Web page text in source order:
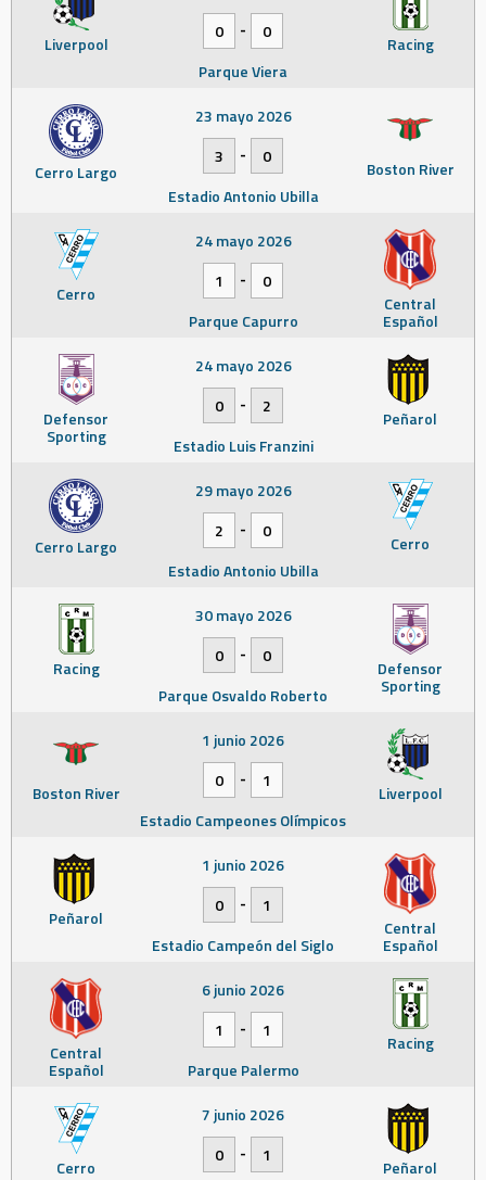
Liverpool Racing
0
-
0
Parque Viera
Cerro Largo Boston River
23 mayo 2026
3
-
0
Estadio Antonio Ubilla
Cerro Central
Español
24 mayo 2026
1
-
0
Parque Capurro
Defensor
Sporting
Peñarol
24 mayo 2026
0
-
2
Estadio Luis Franzini
Cerro Largo Cerro
29 mayo 2026
2
-
0
Estadio Antonio Ubilla
Racing Defensor
Sporting
30 mayo 2026
0
-
0
Parque Osvaldo Roberto
Boston River Liverpool
1 junio 2026
0
-
1
Estadio Campeones Olímpicos
Peñarol Central
Español
1 junio 2026
0
-
1
Estadio Campeón del Siglo
Central
Español
Racing
6 junio 2026
1
-
1
Parque Palermo
Cerro Peñarol
7 junio 2026
0
-
1